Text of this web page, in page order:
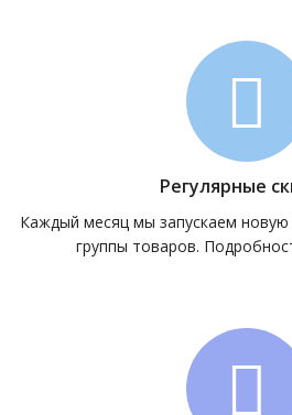
Регулярные
Каждый месяц мы запускаем
группы товаров.